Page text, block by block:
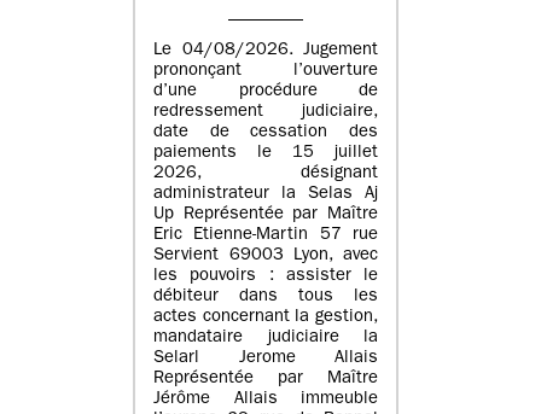
Le 04/08/2026. Jugement
prononçant l’ouverture
d’une procédure de
redressement judiciaire,
date de cessation des
paiements le 15 juillet
2026, désignant
administrateur la Selas Aj
Up Représentée par Maître
Eric Etienne-Martin 57 rue
Servient 69003 Lyon, avec
les pouvoirs : assister le
débiteur dans tous les
actes concernant la gestion,
mandataire judiciaire la
Selarl Jerome Allais
Représentée par Maître
Jérôme Allais immeuble